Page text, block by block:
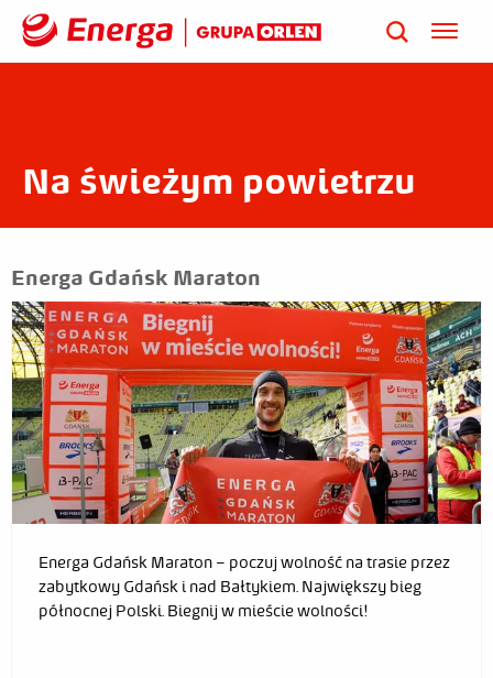
Na świeżym powietrzu
Energa Gdańsk Maraton
Energa Gdańsk Maraton – poczuj wolność na trasie przez
zabytkowy Gdańsk i nad Bałtykiem. Największy bieg
północnej Polski. Biegnij w mieście wolności!